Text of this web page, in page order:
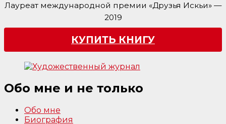
Лауреат международной премии «Друзья Искьи» —
2019
КУПИТЬ КНИГУ
Обо мне и не только
Обо мне
Биография